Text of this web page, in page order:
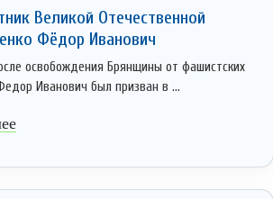
Великой Отечественной
Фёдор Иванович
освобождения Брянщины от фашистских
Иванович был призван в ...